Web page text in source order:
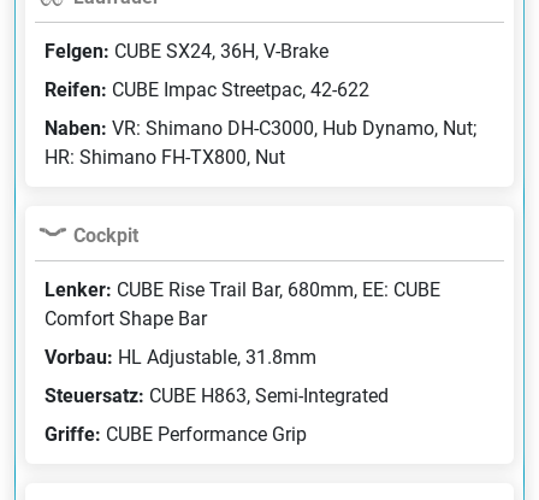
Felgen: CUBE SX24, 36H, V-Brake
Reifen: CUBE Impac Streetpac, 42-622
Naben: VR: Shimano DH-C3000, Hub Dynamo, Nut;
HR: Shimano FH-TX800, Nut
Cockpit
Lenker: CUBE Rise Trail Bar, 680mm, EE: CUBE
Comfort Shape Bar
Vorbau: HL Adjustable, 31.8mm
Steuersatz: CUBE H863, Semi-Integrated
Griffe: CUBE Performance Grip